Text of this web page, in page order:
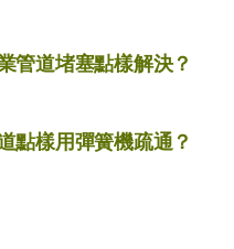
管道堵塞點樣解決？
點樣用彈簧機疏通？